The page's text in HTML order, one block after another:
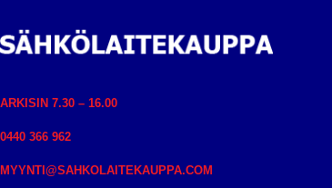
ARKISIN 7.30 – 16.00
0440 366 962
MYYNTI@SAHKOLAITEKAUPPA.COM